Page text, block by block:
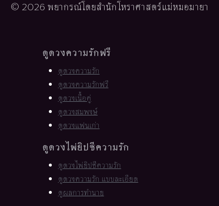
© 2026 พยากรณ์โดยสำนักโหราศาสตร์แม่หมอมายา
ดูดวงความรักฟรี
ดูดวงความรัก
ดูดวงความรักฟรี
ดูดวงเนื้อคู่
ดูดวงสมพงษ์
ดูดวงแฟนเก่า
ดูดวงไพ่ยิปซีความรัก
ดูดวงไพ่ยิปซีความรัก
ดูดวงความรัก แบบละเอียด
ดูผลการทำนาย